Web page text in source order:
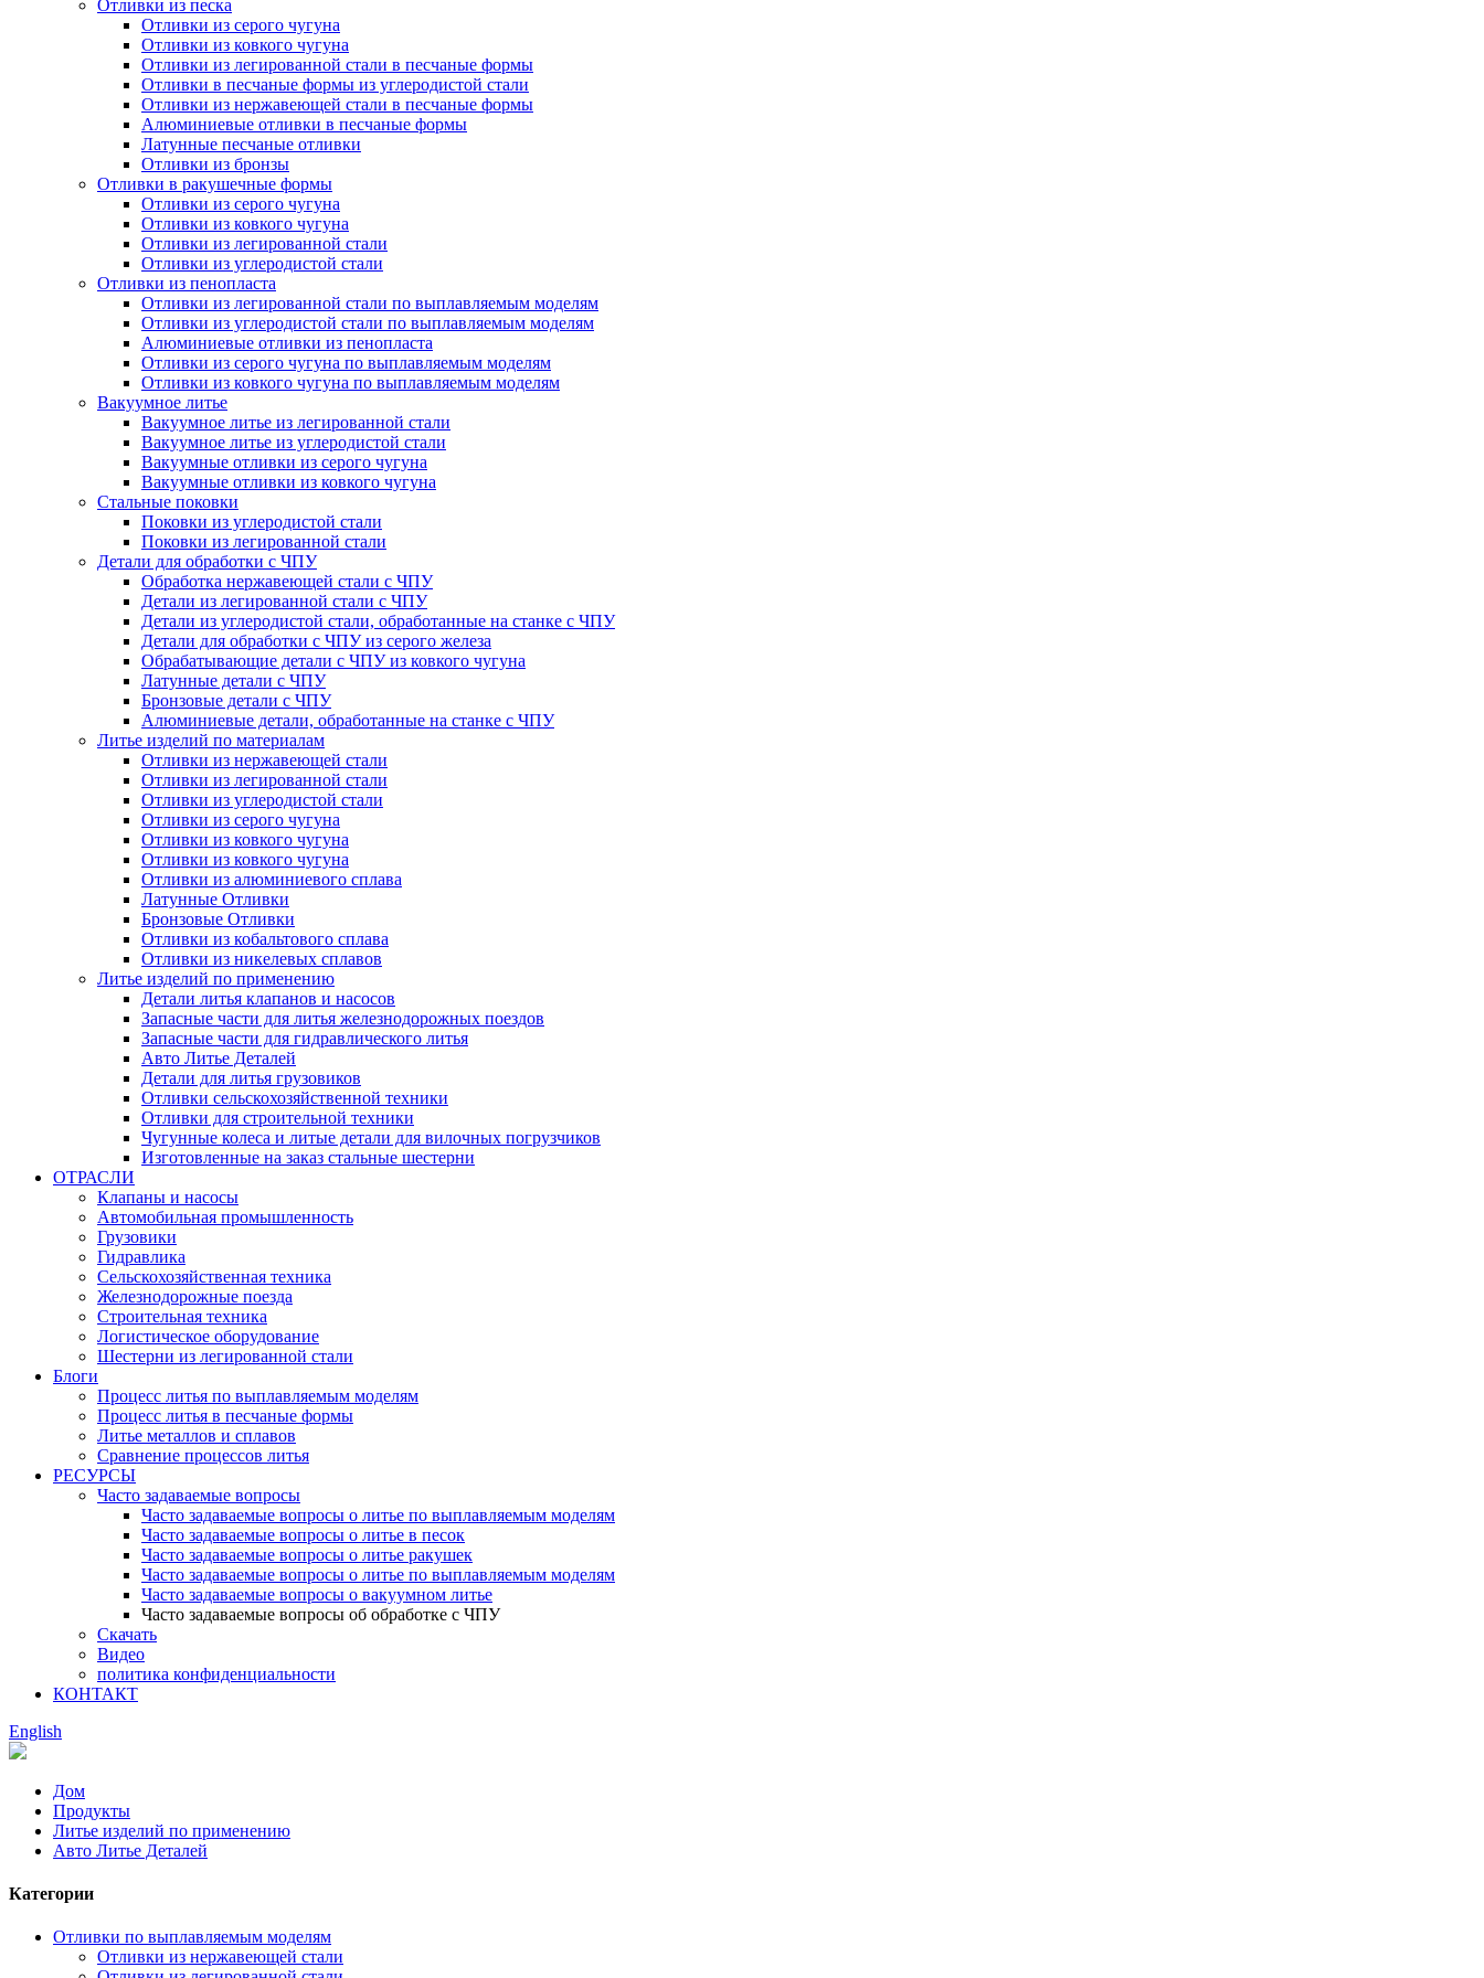
Отливки из песка
Отливки из серого чугуна
Отливки из ковкого чугуна
Отливки из легированной стали в песчаные формы
Отливки в песчаные формы из углеродистой стали
Отливки из нержавеющей стали в песчаные формы
Алюминиевые отливки в песчаные формы
Латунные песчаные отливки
Отливки из бронзы
Отливки в ракушечные формы
Отливки из серого чугуна
Отливки из ковкого чугуна
Отливки из легированной стали
Отливки из углеродистой стали
Отливки из пенопласта
Отливки из легированной стали по выплавляемым моделям
Отливки из углеродистой стали по выплавляемым моделям
Алюминиевые отливки из пенопласта
Отливки из серого чугуна по выплавляемым моделям
Отливки из ковкого чугуна по выплавляемым моделям
Вакуумное литье
Вакуумное литье из легированной стали
Вакуумное литье из углеродистой стали
Вакуумные отливки из серого чугуна
Вакуумные отливки из ковкого чугуна
Стальные поковки
Поковки из углеродистой стали
Поковки из легированной стали
Детали для обработки с ЧПУ
Обработка нержавеющей стали с ЧПУ
Детали из легированной стали с ЧПУ
Детали из углеродистой стали, обработанные на станке с ЧПУ
Детали для обработки с ЧПУ из серого железа
Обрабатывающие детали с ЧПУ из ковкого чугуна
Латунные детали с ЧПУ
Бронзовые детали с ЧПУ
Алюминиевые детали, обработанные на станке с ЧПУ
Литье изделий по материалам
Отливки из нержавеющей стали
Отливки из легированной стали
Отливки из углеродистой стали
Отливки из серого чугуна
Отливки из ковкого чугуна
Отливки из ковкого чугуна
Отливки из алюминиевого сплава
Латунные Отливки
Бронзовые Отливки
Отливки из кобальтового сплава
Отливки из никелевых сплавов
Литье изделий по применению
Детали литья клапанов и насосов
Запасные части для литья железнодорожных поездов
Запасные части для гидравлического литья
Авто Литье Деталей
Детали для литья грузовиков
Отливки сельскохозяйственной техники
Отливки для строительной техники
Чугунные колеса и литые детали для вилочных погрузчиков
Изготовленные на заказ стальные шестерни
ОТРАСЛИ
Клапаны и насосы
Автомобильная промышленность
Грузовики
Гидравлика
Сельскохозяйственная техника
Железнодорожные поезда
Строительная техника
Логистическое оборудование
Шестерни из легированной стали
Блоги
Процесс литья по выплавляемым моделям
Процесс литья в песчаные формы
Литье металлов и сплавов
Сравнение процессов литья
РЕСУРСЫ
Часто задаваемые вопросы
Часто задаваемые вопросы о литье по выплавляемым моделям
Часто задаваемые вопросы о литье в песок
Часто задаваемые вопросы о литье ракушек
Часто задаваемые вопросы о литье по выплавляемым моделям
Часто задаваемые вопросы о вакуумном литье
Часто задаваемые вопросы об обработке с ЧПУ
Скачать
Видео
политика конфиденциальности
КОНТАКТ
English
Дом
Продукты
Литье изделий по применению
Авто Литье Деталей
Категории
Отливки по выплавляемым моделям
Отливки из нержавеющей стали